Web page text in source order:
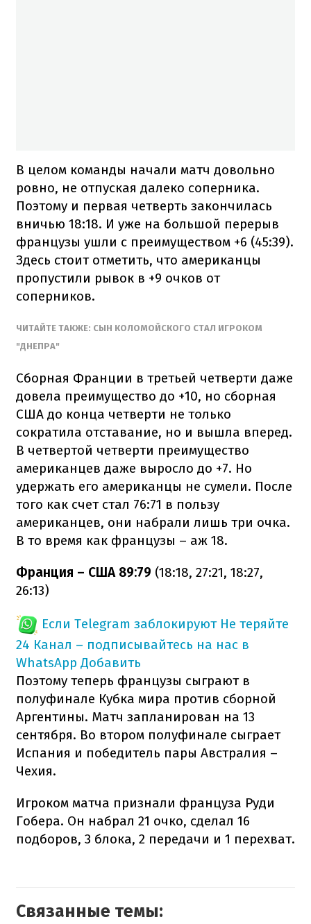
В целом команды начали матч довольно
ровно, не отпуская далеко соперника.
Поэтому и первая четверть закончилась
вничью 18:18. И уже на большой перерыв
французы ушли с преимуществом +6 (45:39).
Здесь стоит отметить, что американцы
пропустили рывок в +9 очков от
соперников.
ЧИТАЙТЕ ТАКЖЕ: СЫН КОЛОМОЙСКОГО СТАЛ ИГРОКОМ
"ДНЕПРА"
Сборная Франции в третьей четверти даже
довела преимущество до +10, но сборная
США до конца четверти не только
сократила отставание, но и вышла вперед.
В четвертой четверти преимущество
американцев даже выросло до +7. Но
удержать его американцы не сумели. После
того как счет стал 76:71 в пользу
американцев, они набрали лишь три очка.
В то время как французы – аж 18.
Франция – США 89:79 (18:18, 27:21, 18:27,
26:13)
Если Telegram заблокируют Не теряйте
24 Канал – подписывайтесь на нас в
WhatsApp Добавить
Поэтому теперь французы сыграют в
полуфинале Кубка мира против сборной
Аргентины. Матч запланирован на 13
сентября. Во втором полуфинале сыграет
Испания и победитель пары Австралия –
Чехия.
Игроком матча признали француза Руди
Гобера. Он набрал 21 очко, сделал 16
подборов, 3 блока, 2 передачи и 1 перехват.
Связанные темы: